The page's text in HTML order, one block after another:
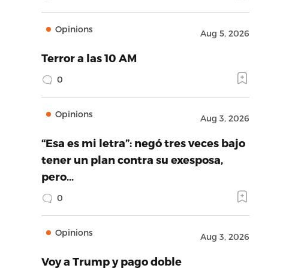
Opinions Aug 5, 2026
Terror a las 10 AM
0
Opinions Aug 3, 2026
“Esa es mi letra”: negó tres veces bajo
tener un plan contra su exesposa,
pero…
0
Opinions Aug 3, 2026
Voy a Trump y pago doble